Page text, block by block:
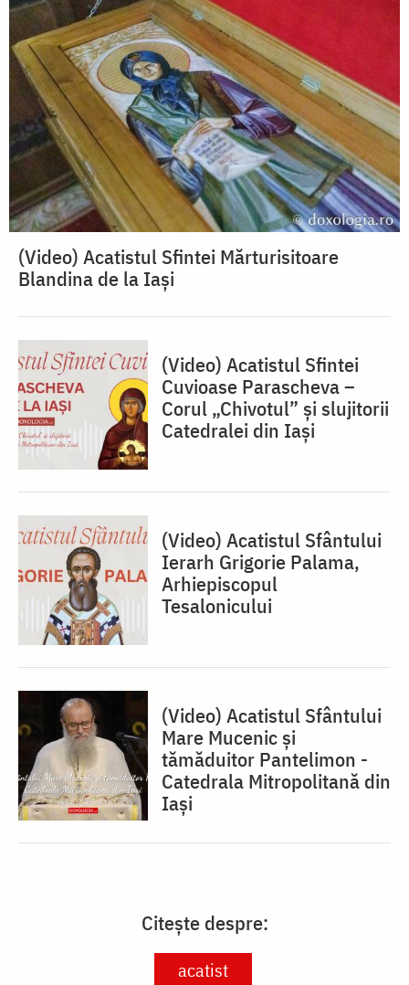
(Video) Acatistul Sfintei Mărturisitoare
Blandina de la Iași
(Video) Acatistul Sfintei
Cuvioase Parascheva –
Corul „Chivotul” și slujitorii
Catedralei din Iași
(Video) Acatistul Sfântului
Ierarh Grigorie Palama,
Arhiepiscopul
Tesalonicului
(Video) Acatistul Sfântului
Mare Mucenic și
tămăduitor Pantelimon -
Catedrala Mitropolitană din
Iași
Citește despre:
acatist